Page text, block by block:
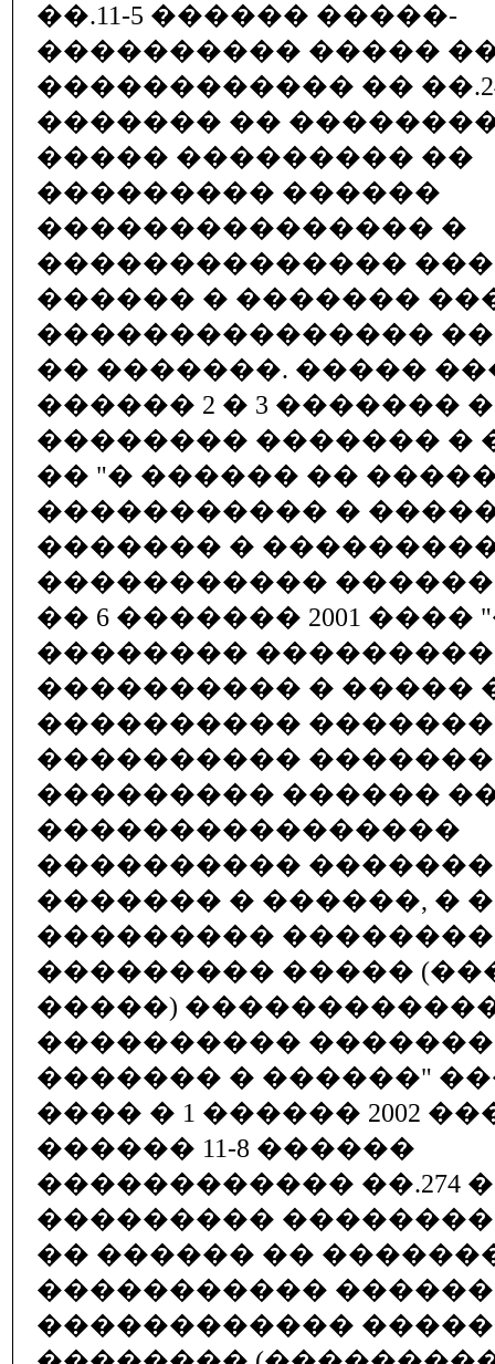
��.11-5 ������ �����-
���������� �����
������������ ��
������� ��
����� ��������� ��
��������� ������
��������������� �
��������������
������ � �������
���������������
�� �������. �����
������ 2 � 3 �������
�������� ������� �
�� "� ������ ��
����������� �
������� �
����������� �������
�� 6 ������� 2001 ����
�������� ���������
���������� � �����
���������� �������
����������
��������� ������
����������������
����������
������� � ������, �
���������
��������� �����
�����)
����������
������� � ������"
���� � 1 ������ 2002
������ 11-8 ������
������������ ��.274
���������
�� ������ ��
����������� ������
������������